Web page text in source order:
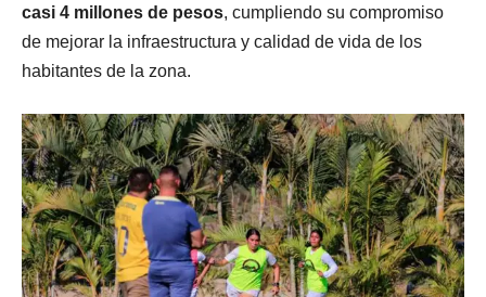
casi 4 millones de pesos, cumpliendo su compromiso
de mejorar la infraestructura y calidad de vida de los
habitantes de la zona.